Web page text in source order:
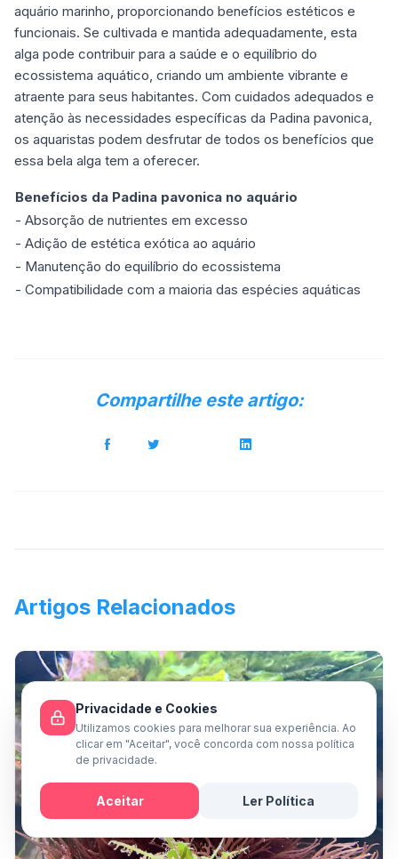
aquário marinho, proporcionando benefícios estéticos e
funcionais. Se cultivada e mantida adequadamente, esta
alga pode contribuir para a saúde e o equilíbrio do
ecossistema aquático, criando um ambiente vibrante e
atraente para seus habitantes. Com cuidados adequados e
atenção às necessidades específicas da Padina pavonica,
os aquaristas podem desfrutar de todos os benefícios que
essa bela alga tem a oferecer.
Benefícios da Padina pavonica no aquário
- Absorção de nutrientes em excesso
- Adição de estética exótica ao aquário
- Manutenção do equilíbrio do ecossistema
- Compatibilidade com a maioria das espécies aquáticas
Compartilhe este artigo:
Artigos Relacionados
Privacidade e Cookies
Utilizamos cookies para melhorar sua experiência. Ao
clicar em "Aceitar", você concorda com nossa política
de privacidade.
Aceitar
Ler Política